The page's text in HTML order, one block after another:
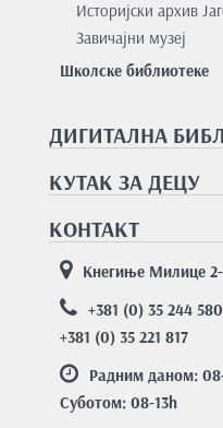
Историјски архив
Завичајни музеј
Школске библиотеке
ДИГИТАЛНА
КУТАК ЗА ДЕЦУ
КОНТАКТ
Кнегиње Милице
+381 (0) 35 244 580
+381 (0) 35 221 817
Радним даном:
Суботом: 08-13h